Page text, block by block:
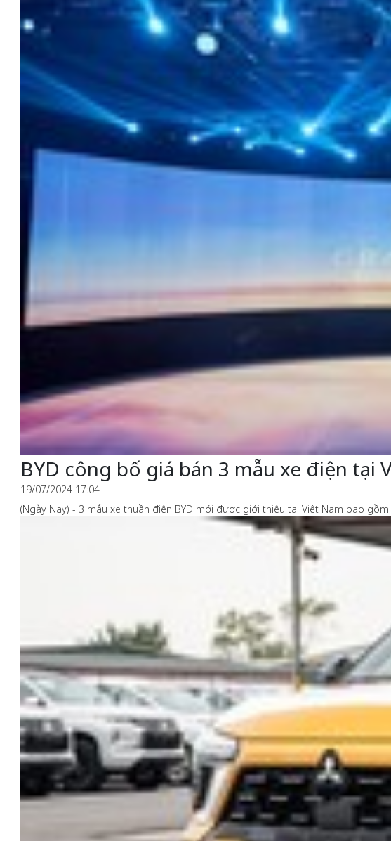
BYD công bố giá bán 3 mẫu xe điện tại
19/07/2024 17:04
(Ngày Nay) - 3 mẫu xe thuần điện BYD mới được giới thiệu tại Việt Nam bao